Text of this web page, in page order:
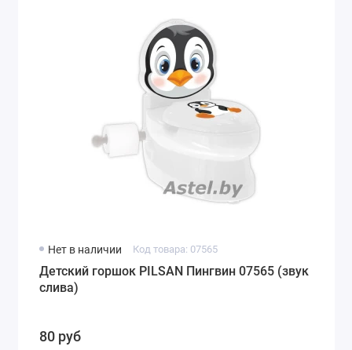
Нет в наличии Код товара: 07565
Детский горшок PILSAN Пингвин 07565 (звук
слива)
80 руб